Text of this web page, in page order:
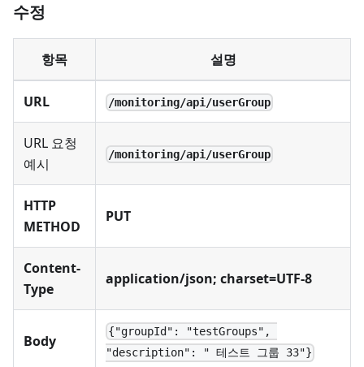
수정
항목 설명
URL /monitoring/api/userGroup
URL 요청
예시
/monitoring/api/userGroup
HTTP
METHOD
PUT
Content-
Type
application/json; charset=UTF-8
Body
{"groupId": "testGroups",
"description": " 테스트 그룹 33"}